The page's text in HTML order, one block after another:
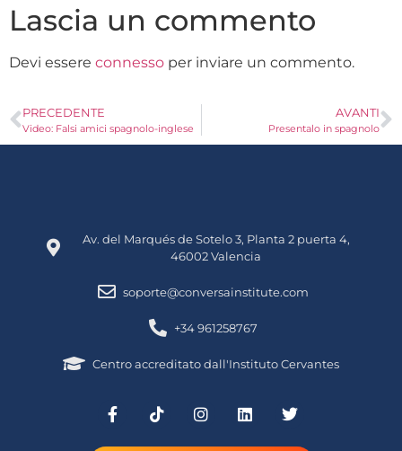
Lascia un commento
Devi essere connesso per inviare un commento.
PRECEDENTE
Video: Falsi amici spagnolo-inglese
AVANTI
Presentalo in spagnolo
Av. del Marqués de Sotelo 3, Planta 2 puerta 4,
46002 Valencia
soporte@conversainstitute.com
+34 961258767
Centro accreditato dall'Instituto Cervantes